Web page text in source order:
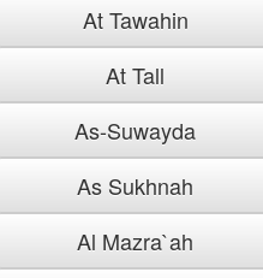
At Tawahin
At Tall
As-Suwayda
As Sukhnah
Al Mazra`ah